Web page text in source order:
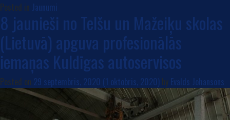
Posted in Jaunumi
8 jaunieši no Telšu un Mažeiķu skolas
(Lietuvā) apguva profesionālās
iemaņas Kuldīgas autoservisos
Posted on 29 septembris, 2020 (1 oktobris, 2020) by Evalds Johansons